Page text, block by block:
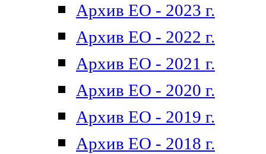
Архив ЕО - 2023 г.
Архив ЕО - 2022 г.
Архив ЕО - 2021 г.
Архив ЕО - 2020 г.
Архив ЕО - 2019 г.
Архив ЕО - 2018 г.